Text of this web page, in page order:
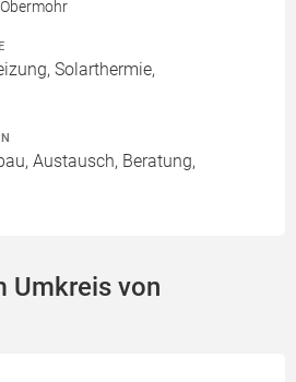
Solarthermie,
Austausch, Beratung,
Umkreis von